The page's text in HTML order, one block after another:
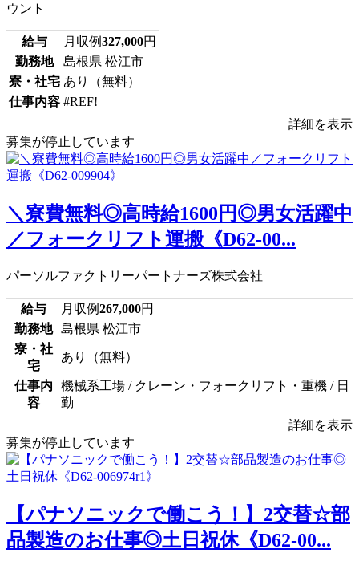
ウント
給与 月収例327,000円
勤務地
島根県 松江市
寮・社宅 あり（無料）
仕事内容 #REF!
詳細を表示
募集が停止しています
＼寮費無料◎高時給1600円◎男女活躍中
／フォークリフト運搬《D62-00...
パーソルファクトリーパートナーズ株式会社
給与 月収例267,000円
勤務地
島根県 松江市
寮・社
宅
あり（無料）
仕事内
容
機械系工場 / クレーン・フォークリフト・重機 / 日
勤
詳細を表示
募集が停止しています
【パナソニックで働こう！】2交替☆部
品製造のお仕事◎土日祝休《D62-00...